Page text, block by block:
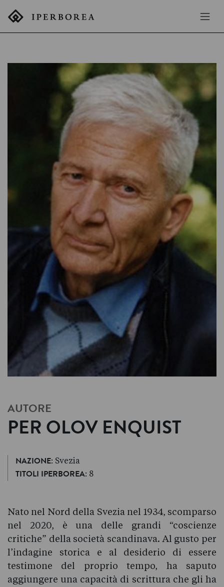
AUTORE
PER OLOV ENQUIST
NAZIONE: Svezia
TITOLI IPERBOREA: 8
Nato nel Nord della Svezia nel 1934, scomparso
nel 2020, è una delle grandi “coscienze
critiche” della società scandinava. Al gusto per
l’indagine storica e al desiderio di essere
testimone del proprio tempo, ha saputo
aggiungere una capacità di scrittura che gli ha